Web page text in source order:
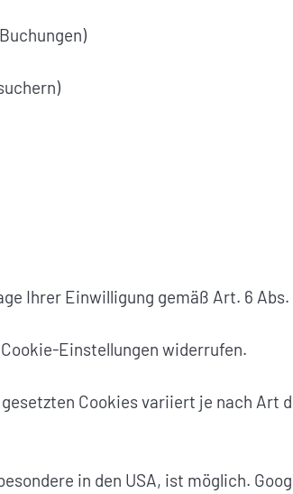
Ihrer Einwilligung gemäß Art. 6 Abs.
Einstellungen widerrufen.
Cookies variiert je nach Art
in den USA, ist möglich.